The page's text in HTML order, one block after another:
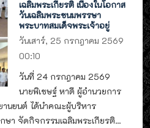
เฉลิมพระเกียรติ เนื่องในโอกาส
วันเฉลิมพระชนมพรรษา
พระบาทสมเด็จพระเจ้าอยู่
วันเสาร์, 25 กรกฎาคม 2569
00:10
วันที่ 24 กรกฎาคม 2569
นายพิเชษฐ์ หาดี ผู้อำนวยการ
านยนต์ ได้นำคณะผู้บริหาร
า จัดกิจกรรมเฉลิมพระเกียรติ...